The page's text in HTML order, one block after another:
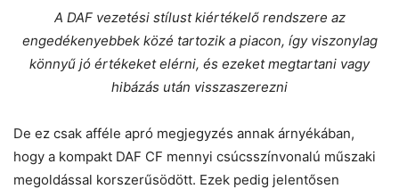
A DAF vezetési stílust kiértékelő rendszere az
engedékenyebbek közé tartozik a piacon, így viszonylag
könnyű jó értékeket elérni, és ezeket megtartani vagy
hibázás után visszaszerezni
De ez csak afféle apró megjegyzés annak árnyékában,
hogy a kompakt DAF CF mennyi csúcsszínvonalú műszaki
megoldással korszerűsödött. Ezek pedig jelentősen